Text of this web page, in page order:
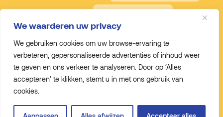
We waarderen uw privacy
We gebruiken cookies om uw browse-ervaring te
verbeteren, gepersonaliseerde advertenties of inhoud weer
te geven en ons verkeer te analyseren. Door op ‘Alles
accepteren’ te klikken, stemt u in met ons gebruik van
cookies.